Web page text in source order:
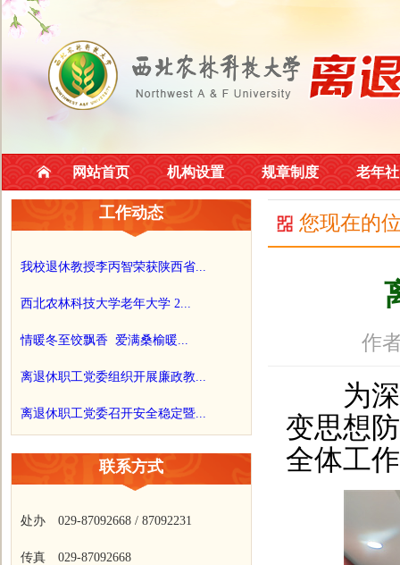
网站首页 机构设置 规章制度 老年
工作动态
我校退休教授李丙智荣获陕西省...
西北农林科技大学老年大学 2...
情暖冬至饺飘香 爱满桑榆暖...
离退休职工党委组织开展廉政教...
离退休职工党委召开安全稳定暨...
联系方式
处办 029-87092668 / 87092231
传真 029-87092668
您现在的
作
为深
变思想
全体工